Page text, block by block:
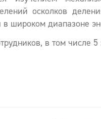
осколков
широком диапазоне
в том числе